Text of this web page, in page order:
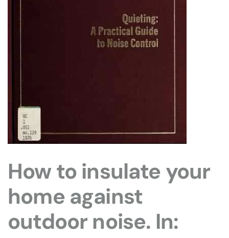
How to insulate your
home against
outdoor noise. In: